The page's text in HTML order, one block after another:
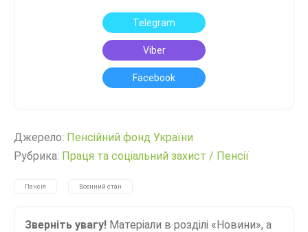
Telegram
Viber
Facebook
Джерело: Пенсійний фонд України
Рубрика: Праця та соціальний захист / Пенсії
Пенсія Воєнний стан
Зверніть увагу! Матеріали в розділі «Новини», а